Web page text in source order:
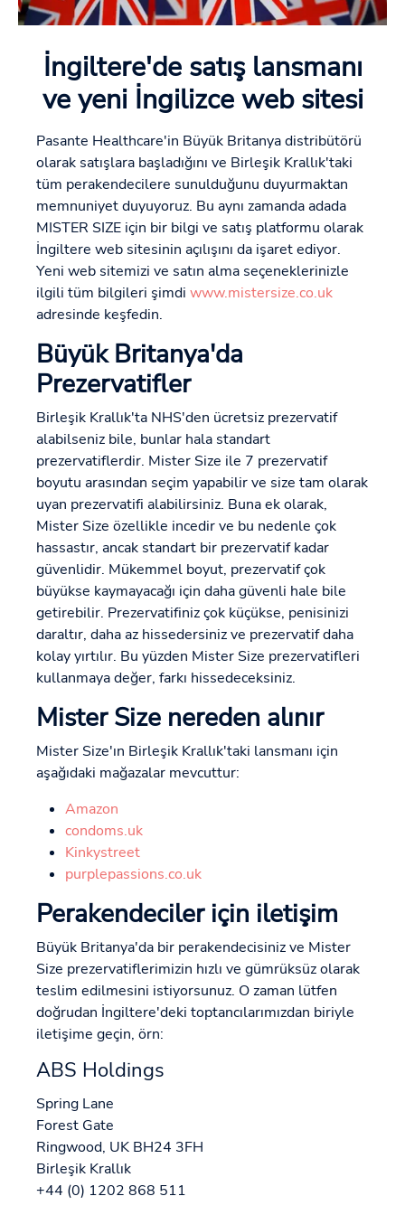
İngiltere'de satış lansmanı
ve yeni İngilizce web sitesi
Pasante Healthcare'in Büyük Britanya distribütörü
olarak satışlara başladığını ve Birleşik Krallık'taki
tüm perakendecilere sunulduğunu duyurmaktan
memnuniyet duyuyoruz. Bu aynı zamanda adada
MISTER SIZE için bir bilgi ve satış platformu olarak
İngiltere web sitesinin açılışını da işaret ediyor.
Yeni web sitemizi ve satın alma seçeneklerinizle
ilgili tüm bilgileri şimdi www.mistersize.co.uk
adresinde keşfedin.
Büyük Britanya'da
Prezervatifler
Birleşik Krallık'ta NHS'den ücretsiz prezervatif
alabilseniz bile, bunlar hala standart
prezervatiflerdir. Mister Size ile 7 prezervatif
boyutu arasından seçim yapabilir ve size tam olarak
uyan prezervatifi alabilirsiniz. Buna ek olarak,
Mister Size özellikle incedir ve bu nedenle çok
hassastır, ancak standart bir prezervatif kadar
güvenlidir. Mükemmel boyut, prezervatif çok
büyükse kaymayacağı için daha güvenli hale bile
getirebilir. Prezervatifiniz çok küçükse, penisinizi
daraltır, daha az hissedersiniz ve prezervatif daha
kolay yırtılır. Bu yüzden Mister Size prezervatifleri
kullanmaya değer, farkı hissedeceksiniz.
Mister Size nereden alınır
Mister Size'ın Birleşik Krallık'taki lansmanı için
aşağıdaki mağazalar mevcuttur:
Amazon
condoms.uk
Kinkystreet
purplepassions.co.uk
Perakendeciler için iletişim
Büyük Britanya'da bir perakendecisiniz ve Mister
Size prezervatiflerimizin hızlı ve gümrüksüz olarak
teslim edilmesini istiyorsunuz. O zaman lütfen
doğrudan İngiltere'deki toptancılarımızdan biriyle
iletişime geçin, örn:
ABS Holdings
Spring Lane
Forest Gate
Ringwood, UK BH24 3FH
Birleşik Krallık
+44 (0) 1202 868 511